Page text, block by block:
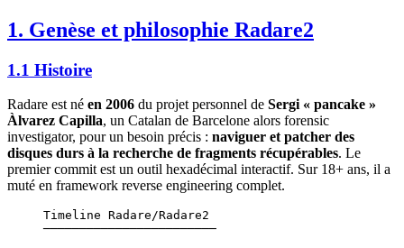
1. Genèse et philosophie Radare2
1.1 Histoire
Radare est né en 2006 du projet personnel de Sergi « pancake »
Àlvarez Capilla, un Catalan de Barcelone alors forensic
investigator, pour un besoin précis : naviguer et patcher des
disques durs à la recherche de fragments récupérables. Le
premier commit est un outil hexadécimal interactif. Sur 18+ ans, il a
muté en framework reverse engineering complet.
Timeline Radare/Radare2
────────────────────────